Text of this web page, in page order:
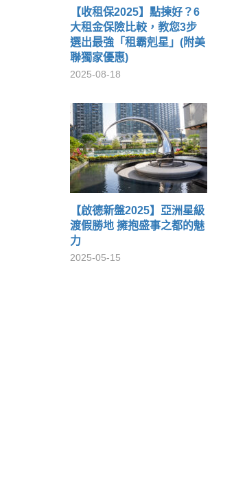
【收租保2025】點揀好？6
大租金保險比較，教您3步
選出最強「租霸剋星」(附美
聯獨家優惠)
2025-08-18
【啟德新盤2025】亞洲星級
渡假勝地 擁抱盛事之都的魅
力
2025-05-15